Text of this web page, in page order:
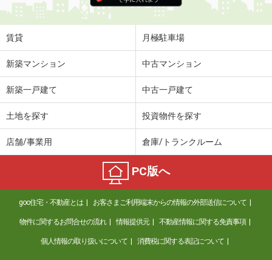
賃貸 月極駐車場
新築マンション 中古マンション
新築一戸建て 中古一戸建て
土地を探す 投資物件を探す
店舗/事業用 倉庫/トランクルーム
PC版へ
goo住宅・不動産とは お客さまご利用端末からの情報の外部送信について
物件に関するお問合せの流れ 情報提供元 不動産情報に関する免責事項
個人情報の取り扱いについて 消費税に関する表記について